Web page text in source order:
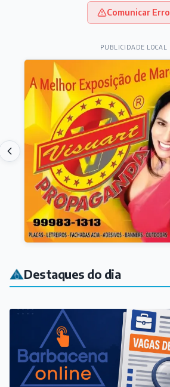
Comunicar Erro
PUBLICIDADE LOCAL
Destaques do dia